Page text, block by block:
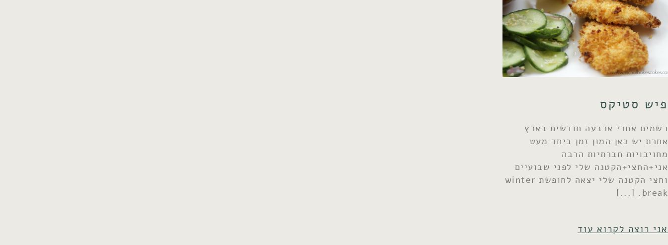
פיש סטיקס
רשמים אחרי ארבעה חודשים בארץ
אחרת יש כאן המון זמן ביחד מעט
מחויבויות חברתיות הרבה
אני+החצי+הקטנה שלי לפני שבועיים
וחצי הקטנה שלי יצאה לחופשת winter
break.
אני רוצה לקרוא עוד